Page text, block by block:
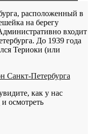
расположенный в
на берегу
входит
До 1939 года
Териоки (или
как у нас
и осмотреть